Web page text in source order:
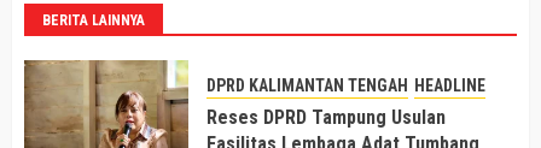
BERITA LAINNYA
DPRD KALIMANTAN TENGAH HEADLINE
Reses DPRD Tampung Usulan